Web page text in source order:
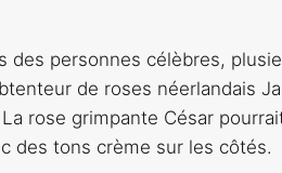
des personnes célèbres,
de roses néerlandais
rose grimpante César
des tons crème sur les côtés.